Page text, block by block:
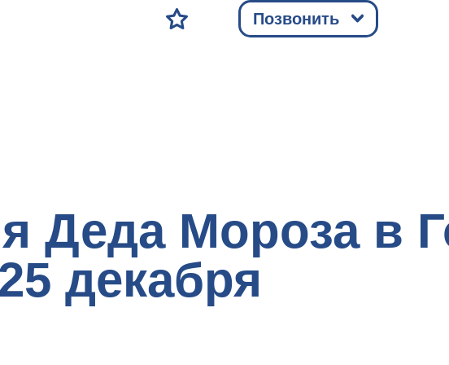
Позвонить
Деда Мороза в
декабря